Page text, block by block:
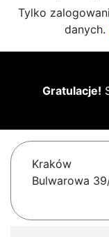
Tylko
danych.
Gratulacje!
Kraków
Bulwarowa